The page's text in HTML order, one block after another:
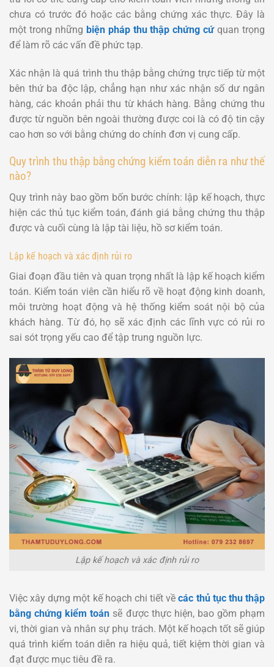
chưa có trước đó hoặc các bằng chứng xác thực. Đây là
một trong những biện pháp thu thập chứng cứquan trọng
để làm rõ các vấn đề phức tạp.
Xác nhận là quá trình thu thập bằng chứng trực tiếp từ một
bên thứ ba độc lập, chẳng hạn như xác nhận số dư ngân
hàng, các khoản phải thu từ khách hàng. Bằng chứng thu
được từ nguồn bên ngoài thường được coi là có độ tin cậy
cao hơn so với bằng chứng do chính đơn vị cung cấp.
Quy trình thu thập bằng chứng kiểm toán diễn ra như thế
nào?
Quy trình này bao gồm bốn bước chính: lập kế hoạch, thực
hiện các thủ tục kiểm toán, đánh giá bằng chứng thu thập
được và cuối cùng là lập tài liệu, hồ sơ kiểm toán.
Lập kế hoạch và xác định rủi ro
Giai đoạn đầu tiên và quan trọng nhất là lập kế hoạch kiểm
toán. Kiểm toán viên cần hiểu rõ về hoạt động kinh doanh,
môi trường hoạt động và hệ thống kiểm soát nội bộ của
khách hàng. Từ đó, họ sẽ xác định các lĩnh vực có rủi ro
sai sót trọng yếu cao để tập trung nguồn lực.
Lập kế hoạch và xác định rủi ro
Việc xây dựng một kế hoạch chi tiết vềcác thủ tục thu thập
bằng chứng kiểm toán sẽ được thực hiện, bao gồm phạm
vi, thời gian và nhân sự phụ trách. Một kế hoạch tốt sẽ giúp
quá trình kiểm toán diễn ra hiệu quả, tiết kiệm thời gian và
đạt được mục tiêu đề ra.